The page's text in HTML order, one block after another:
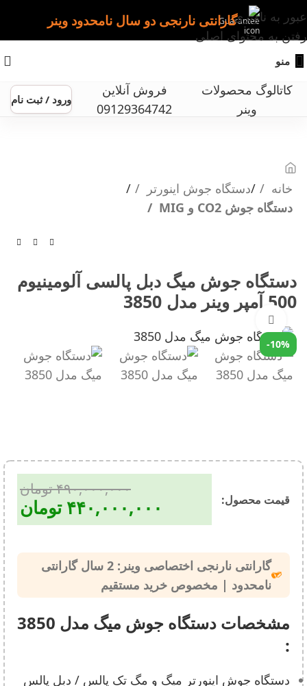
عبور به ناوبری
رفتن به محتوای اصلی
گارانتی نارنجی دو سال نامحدود وینر
منو
کاتالوگ محصولات
وینر
فروش آنلاین
09129364742
ورود / ثبت نام
خانه
دستگاه جوش اینورتر
دستگاه جوش CO2 و MIG
دستگاه جوش میگ دبل پالسی آلومینیوم
500 آمپر وینر مدل 3850
-10%
قیمت محصول:​
۴۹۰,۰۰۰,۰۰۰تومان
۴۴۰,۰۰۰,۰۰۰ تومان
گارانتی نارنجی اختصاصی وینر: 2 سال گارانتی
نامحدود | مخصوص خرید مستقیم
مشخصات دستگاه جوش میگ مدل 3850
:
دستگاه جوش اینورتر میگ و مگ تک پالس / دبل پالس